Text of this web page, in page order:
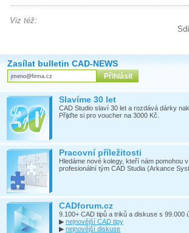
Viz též:
Zasílat bulletin CAD-NEWS
Slavíme 30 let
CAD Studio slaví 30 let a rozdává dárky
Přijďte si pro voucher na 3000 Kč.
Pracovní příležitosti
Hledáme nové kolegy, kteří nám pomohou
profesionální tým CAD Studia (Arkance
CADforum.cz
9.100+ CAD tipů a triků a diskuse s 99.000
▶ nejnovější CAD tipy
▶ nejnovější diskuse